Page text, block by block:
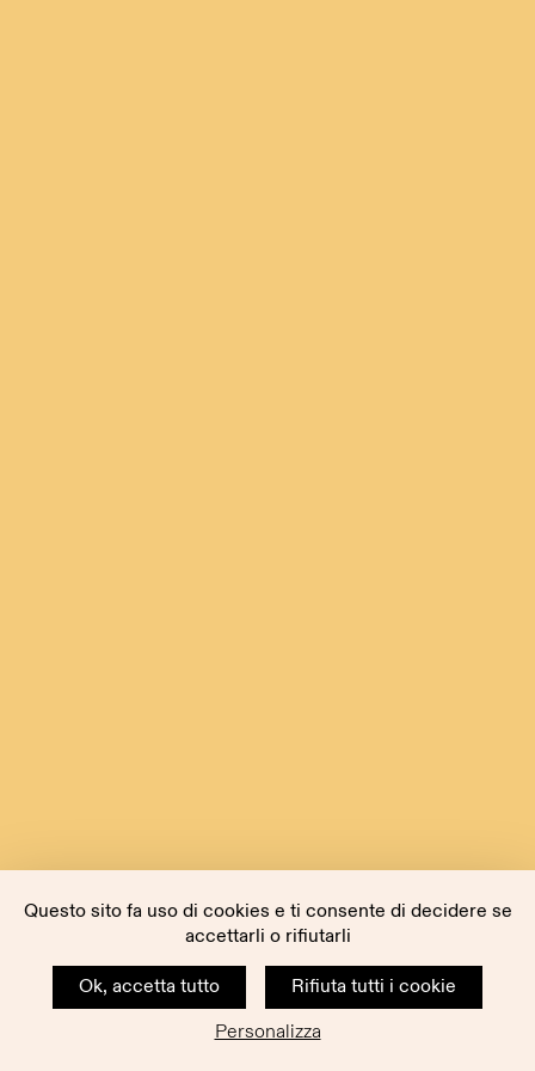
Questo sito fa uso di cookies e ti consente di decidere se
accettarli o rifiutarli
Ok, accetta tutto
Rifiuta tutti i cookie
Personalizza